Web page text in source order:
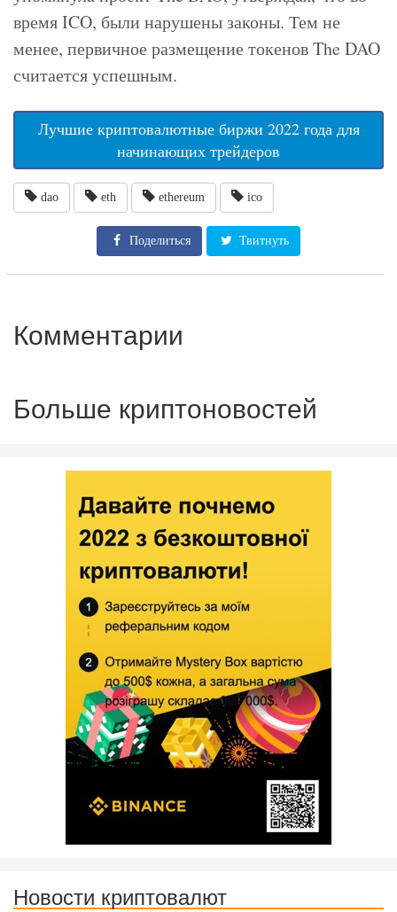
время ICO, были нарушены законы. Тем не
менее, первичное размещение токенов The DAO
считается успешным.
Лучшие криптовалютные биржи 2022 года для
начинающих трейдеров
dao eth ethereum ico
Поделиться Твитнуть
Комментарии
Больше криптоновостей
Новости криптовалют